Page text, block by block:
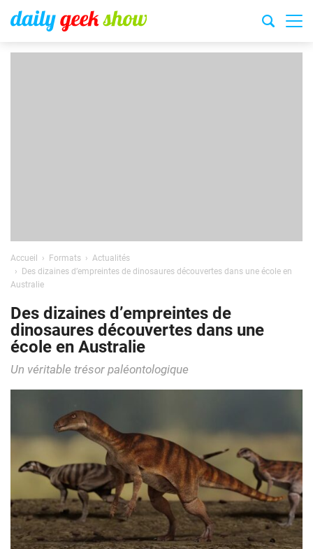
Accueil Formats
Actualités
Des dizaines d’empreintes de dinosaures découvertes dans une école en
Australie
Des dizaines d’empreintes de
dinosaures découvertes dans une
école en Australie
Un véritable trésor paléontologique